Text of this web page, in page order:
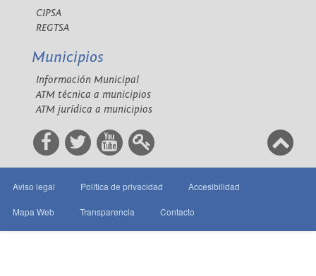
CIPSA
REGTSA
Municipios
Información Municipal
ATM técnica a municipios
ATM jurídica a municipios
Aviso legal Política de privacidad Accesibilidad
Mapa Web Transparencia Contacto